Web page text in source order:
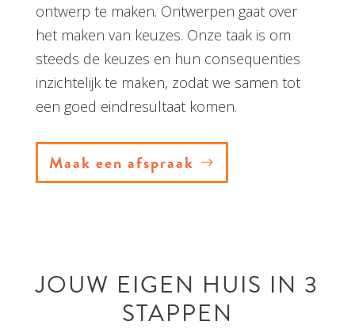
ontwerp te maken. Ontwerpen gaat over
het maken van keuzes. Onze taak is om
steeds de keuzes en hun consequenties
inzichtelijk te maken, zodat we samen tot
een goed eindresultaat komen.
Maak een afspraak
JOUW EIGEN HUIS IN 3
STAPPEN